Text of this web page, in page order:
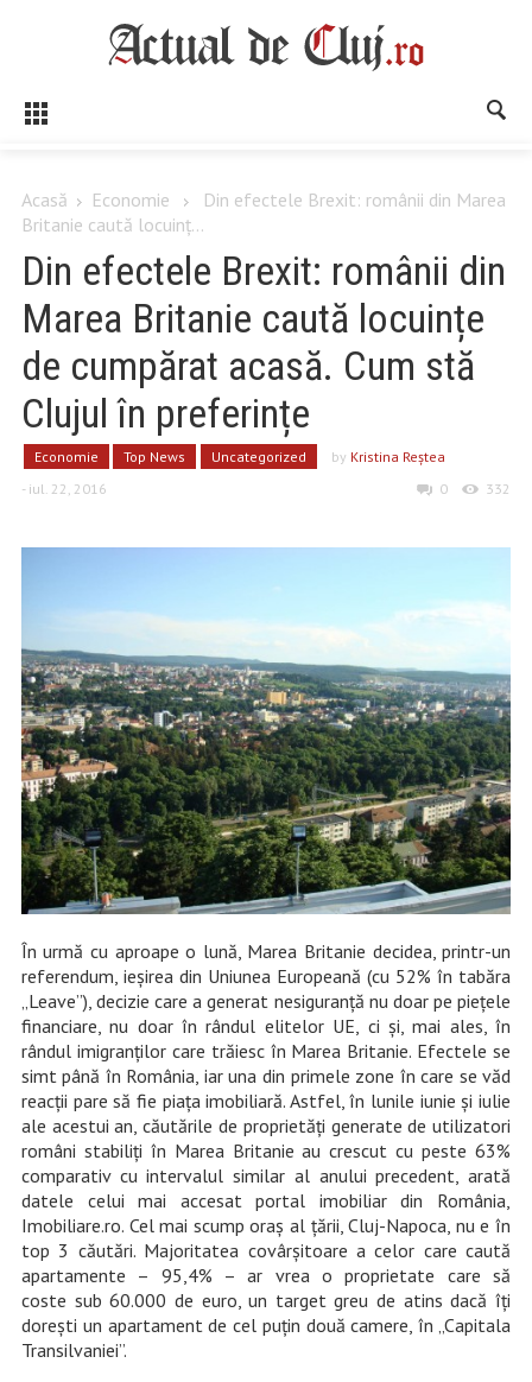
Acasă Economie
Din efectele Brexit: românii din Marea
Britanie caută locuinț...
Din efectele Brexit: românii din
Marea Britanie caută locuințe
de cumpărat acasă. Cum stă
Clujul în preferințe
Economie Top News Uncategorized by Kristina Reştea
- iul. 22, 2016
0 332
În urmă cu aproape o lună, Marea Britanie decidea, printr-un
referendum, ieșirea din Uniunea Europeană (cu 52% în tabăra
„Leave”), decizie care a generat nesiguranță nu doar pe piețele
financiare, nu doar în rândul elitelor UE, ci și, mai ales, în
rândul imigranților care trăiesc în Marea Britanie. Efectele se
simt până în România, iar una din primele zone în care se văd
reacții pare să fie piața imobiliară. Astfel, în lunile iunie și iulie
ale acestui an, căutările de proprietăți generate de utilizatori
români stabiliți în Marea Britanie au crescut cu peste 63%
comparativ cu intervalul similar al anului precedent, arată
datele celui mai accesat portal imobiliar din România,
Imobiliare.ro. Cel mai scump oraș al țării, Cluj-Napoca, nu e în
top 3 căutări. Majoritatea covârșitoare a celor care caută
apartamente – 95,4% – ar vrea o proprietate care să
coste sub 60.000 de euro, un target greu de atins dacă îți
dorești un apartament de cel puțin două camere, în „Capitala
Transilvaniei”.